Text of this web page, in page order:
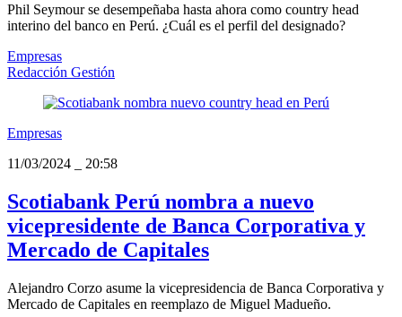
Phil Seymour se desempeñaba hasta ahora como country head
interino del banco en Perú. ¿Cuál es el perfil del designado?
Empresas
Redacción Gestión
Empresas
11/03/2024
20:58
Scotiabank Perú nombra a nuevo
vicepresidente de Banca Corporativa y
Mercado de Capitales
Alejandro Corzo asume la vicepresidencia de Banca Corporativa y
Mercado de Capitales en reemplazo de Miguel Madueño.